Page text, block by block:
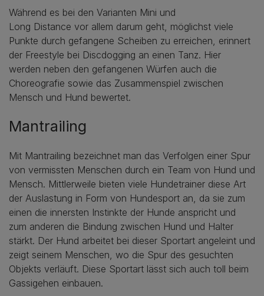
Während es bei den Varianten Mini und
Long Distance vor allem darum geht, möglichst viele
Punkte durch gefangene Scheiben zu erreichen, erinnert
der Freestyle bei Discdogging an einen Tanz. Hier
werden neben den gefangenen Würfen auch die
Choreografie sowie das Zusammenspiel zwischen
Mensch und Hund bewertet.
Mantrailing
Mit Mantrailing bezeichnet man das Verfolgen einer Spur
von vermissten Menschen durch ein Team von Hund und
Mensch. Mittlerweile bieten viele Hundetrainer diese Art
der Auslastung in Form von Hundesport an, da sie zum
einen die innersten Instinkte der Hunde anspricht und
zum anderen die Bindung zwischen Hund und Halter
stärkt. Der Hund arbeitet bei dieser Sportart angeleint und
zeigt seinem Menschen, wo die Spur des gesuchten
Objekts verläuft. Diese Sportart lässt sich auch toll beim
Gassigehen einbauen.